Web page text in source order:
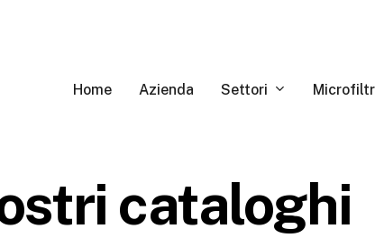
Home Azienda Settori
cataloghi